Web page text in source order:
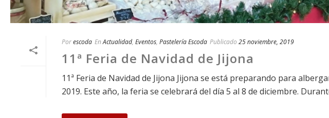
Porescoda En Actualidad, Eventos, Pastelería Escoda Publicado 25 noviembre, 2019
11ª Feria de Navidad de Jijona
11ª Feria de Navidad de Jijona Jijona se está preparando para
2019. Este año, la feria se celebrará del día 5 al 8 de diciembre.